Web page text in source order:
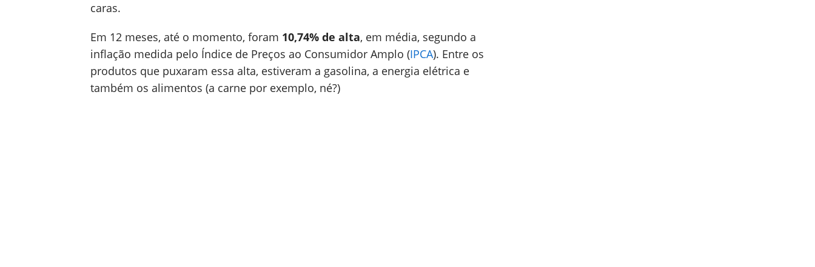
caras.
Em 12 meses, até o momento, foram 10,74% de alta, em média, segundo a
inflação medida pelo Índice de Preços ao Consumidor Amplo (IPCA). Entre os
produtos que puxaram essa alta, estiveram a gasolina, a energia elétrica e
também os alimentos (a carne por exemplo, né?)